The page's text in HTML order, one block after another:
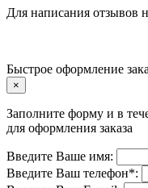
Для написания отзывов
Быстрое оформление
×
Заполните форму и в
для оформления заказа
Введите Ваше имя:
Введите Ваш телефон*: